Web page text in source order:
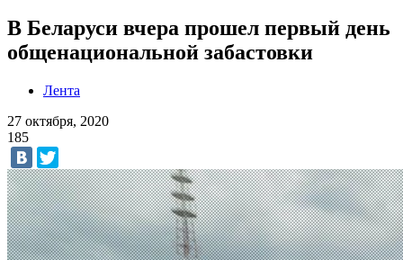
В Беларуси вчера прошел первый день
общенациональной забастовки
Лента
27 октября, 2020
185